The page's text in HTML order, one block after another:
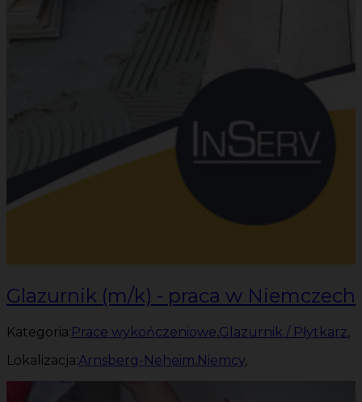
Glazurnik (m/k) - praca w Niemczech
Kategoria:Prace wykończeniowe,Glazurnik / Płytkarz,
Lokalizacja:Arnsberg-Neheim,Niemcy,